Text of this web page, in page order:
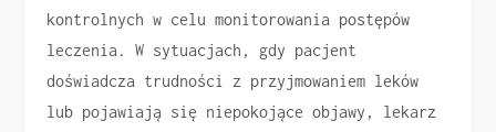
kontrolnych w celu monitorowania postępów
leczenia. W sytuacjach, gdy pacjent
doświadcza trudności z przyjmowaniem leków
lub pojawiają się niepokojące objawy, lekarz